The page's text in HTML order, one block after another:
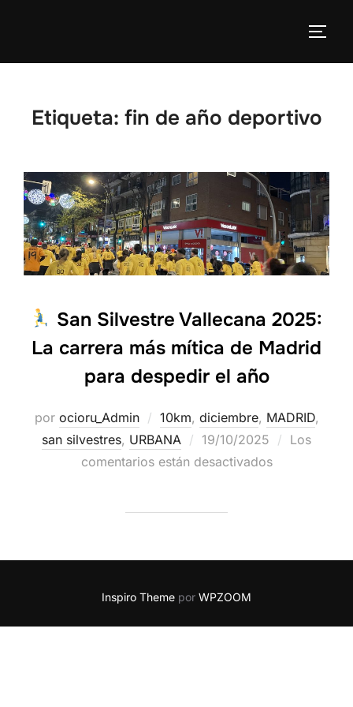
Etiqueta: fin de año deportivo
San Silvestre Vallecana 2025:
La carrera más mítica de Madrid
para despedir el año
por ocioru_Admin 10km, diciembre, MADRID,
san silvestres, URBANA 19/10/2025
Los
comentarios están desactivados
Inspiro Theme por WPZOOM